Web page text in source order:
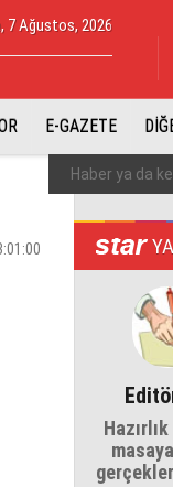
7 Ağustos, 2026
E-GAZETE